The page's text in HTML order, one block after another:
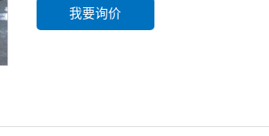
我要询价